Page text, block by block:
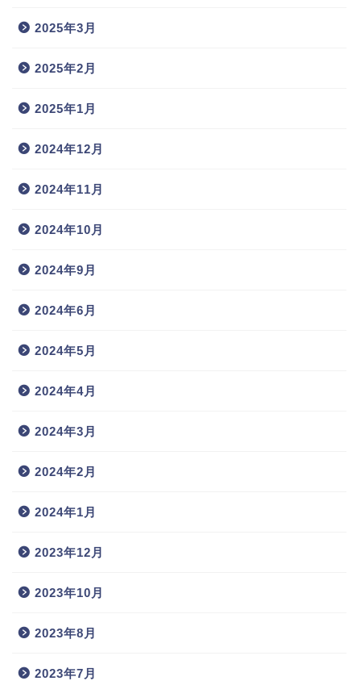
2025年3月
2025年2月
2025年1月
2024年12月
2024年11月
2024年10月
2024年9月
2024年6月
2024年5月
2024年4月
2024年3月
2024年2月
2024年1月
2023年12月
2023年10月
2023年8月
2023年7月